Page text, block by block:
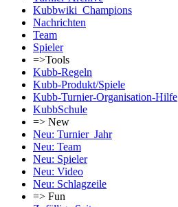
Kubbwiki_Champions
Nachrichten
Team
Spieler
=>Tools
Kubb-Regeln
Kubb-Produkt/Spiele
Kubb-Turnier-Organisation-Hilfe
KubbSchule
=> New
Neu: Turnier_Jahr
Neu: Team
Neu: Spieler
Neu: Video
Neu: Schlagzeile
=> Fun